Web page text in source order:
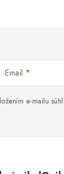
Email
e-mailu